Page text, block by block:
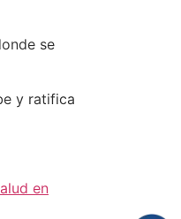
se
y ratifica
en